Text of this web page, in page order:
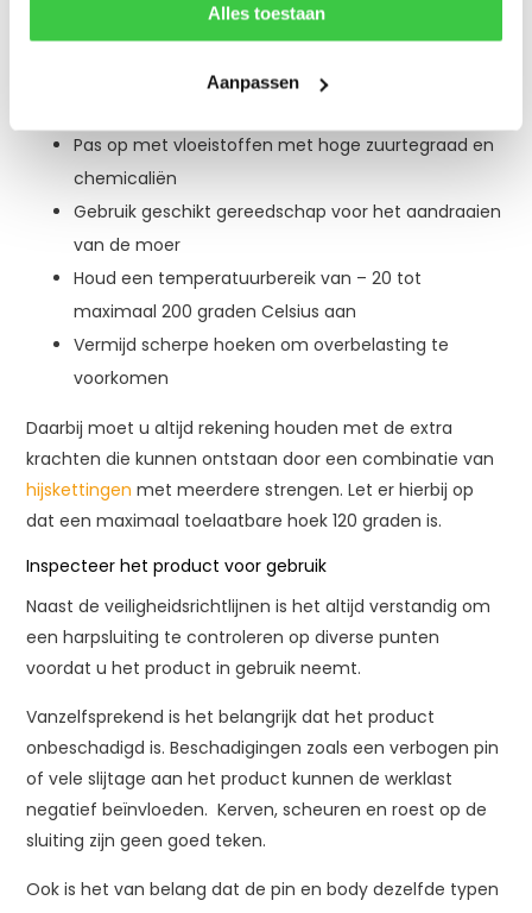
Alles toestaan
Aanpassen
Pas geen zijdelingse belasting toe
Pas op met vloeistoffen met hoge zuurtegraad en
chemicaliën
Gebruik geschikt gereedschap voor het aandraaien
van de moer
Houd een temperatuurbereik van – 20 tot
maximaal 200 graden Celsius aan
Vermijd scherpe hoeken om overbelasting te
voorkomen
Daarbij moet u altijd rekening houden met de extra
krachten die kunnen ontstaan door een combinatie van
hijskettingen met meerdere strengen. Let er hierbij op
dat een maximaal toelaatbare hoek 120 graden is.
Inspecteer het product voor gebruik
Naast de veiligheidsrichtlijnen is het altijd verstandig om
een harpsluiting te controleren op diverse punten
voordat u het product in gebruik neemt.
Vanzelfsprekend is het belangrijk dat het product
onbeschadigd is. Beschadigingen zoals een verbogen pin
of vele slijtage aan het product kunnen de werklast
negatief beïnvloeden. Kerven, scheuren en roest op de
sluiting zijn geen goed teken.
Ook is het van belang dat de pin en body dezelfde typen